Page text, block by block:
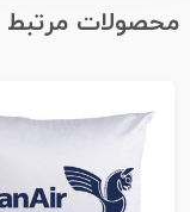
محصولات مرتبط